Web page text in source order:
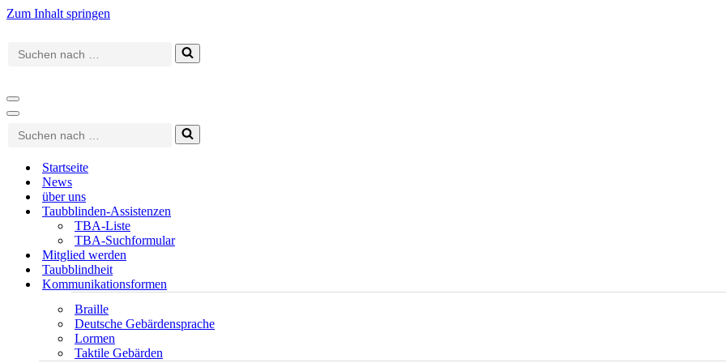
Zum Inhalt springen
Suchen
nach …
Navigationsmenü
Navigationsmenü
Suchen
nach …
Startseite
News
über uns
Taubblinden-Assistenzen
TBA-Liste
TBA-Suchformular
Mitglied werden
Taubblindheit
Kommunikationsformen
Braille
Deutsche Gebärdensprache
Lormen
Taktile Gebärden